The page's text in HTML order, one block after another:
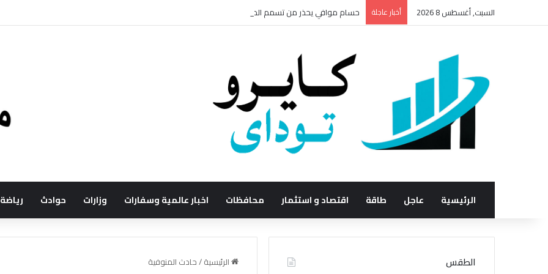
السبت, أغسطس 8 2026 أخبار عاجلة حسام موافي يحذر من تسمم الدم.. وصول الميكروب إلى الدم يهدد الحياة
الرئيسية عاجل طاقة اقتصاد و استثمار محافظات اخبار عالمية وسفارات وزارات حوادث رياضة
الرئيسية/حادث المنوفية الطقس